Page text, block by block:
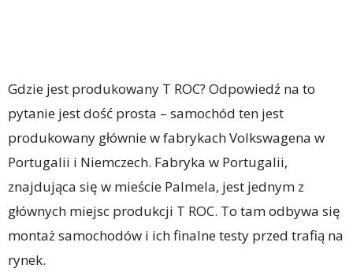
Gdzie jest produkowany T ROC? Odpowiedź na to
pytanie jest dość prosta – samochód ten jest
produkowany głównie w fabrykach Volkswagena w
Portugalii i Niemczech. Fabryka w Portugalii,
znajdująca się w mieście Palmela, jest jednym z
głównych miejsc produkcji T ROC. To tam odbywa się
montaż samochodów i ich finalne testy przed trafią na
rynek.